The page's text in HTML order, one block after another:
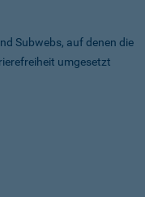
Subwebs, auf denen die
umgesetzt